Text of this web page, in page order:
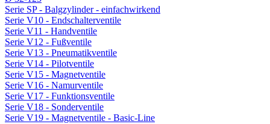
Serie SP - Balgzylinder - einfachwirkend
Serie V10 - Endschalterventile
Serie V11 - Handventile
Serie V12 - Fußventile
Serie V13 - Pneumatikventile
Serie V14 - Pilotventile
Serie V15 - Magnetventile
Serie V16 - Namurventile
Serie V17 - Funktionsventile
Serie V18 - Sonderventile
Serie V19 - Magnetventile - Basic-Line